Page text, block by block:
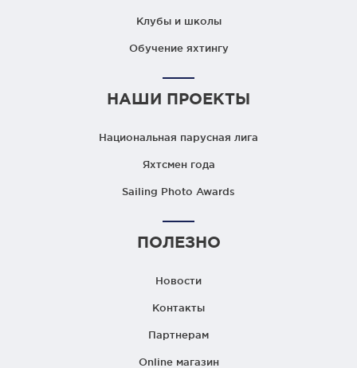
Клубы и школы
Обучение яхтингу
НАШИ ПРОЕКТЫ
Национальная парусная лига
Яхтсмен года
Sailing Photo Awards
ПОЛЕЗНО
Новости
Контакты
Партнерам
Online магазин